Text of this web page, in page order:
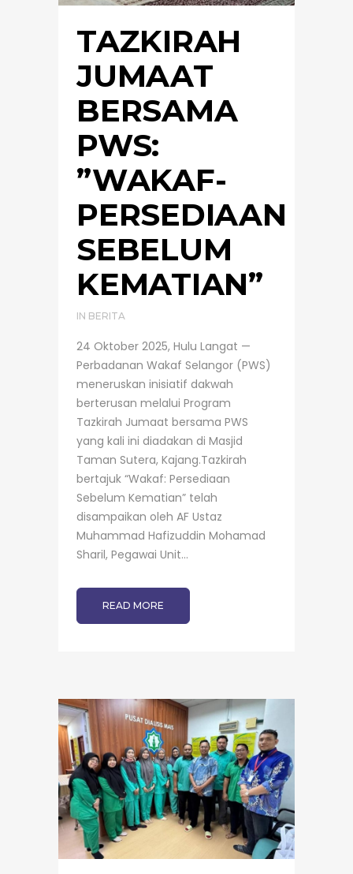
TAZKIRAH
JUMAAT
BERSAMA
PWS:
”WAKAF-
PERSEDIAAN
SEBELUM
KEMATIAN”
IN BERITA
24 Oktober 2025, Hulu Langat —
Perbadanan Wakaf Selangor (PWS)
meneruskan inisiatif dakwah
berterusan melalui Program
Tazkirah Jumaat bersama PWS
yang kali ini diadakan di Masjid
Taman Sutera, Kajang.Tazkirah
bertajuk “Wakaf: Persediaan
Sebelum Kematian” telah
disampaikan oleh AF Ustaz
Muhammad Hafizuddin Mohamad
Sharil, Pegawai Unit...
READ MORE